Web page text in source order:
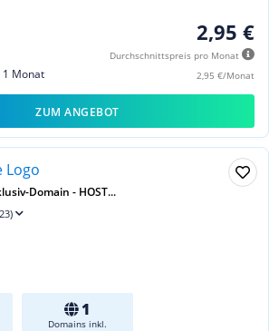
2,95 €
Durchschnittspreis pro Monat
2,95 €/Monat
Monat
ZUM ANGEBOT
Domain - HOST...
1
Domains inkl.